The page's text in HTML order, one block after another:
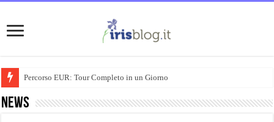
Percorso EUR: Tour Completo in un Giorno
News